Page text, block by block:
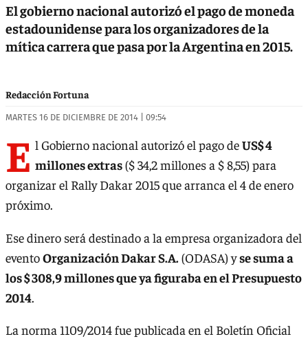
El gobierno nacional autorizó el pago de moneda
estadounidense para los organizadores de la
mítica carrera que pasa por la Argentina en 2015.
Redacción Fortuna
MARTES 16 DE DICIEMBRE DE 2014 | 09:54
E l Gobierno nacional autorizó el pago deUS$ 4
millones extras($ 34,2 millones a $ 8,55) para
organizar el Rally Dakar 2015 que arranca el 4 de enero
próximo.
Ese dinero será destinado a la empresa organizadora del
eventoOrganización Dakar S.A.(ODASA) yse suma a
los $ 308,9 millones que ya figuraba en el Presupuesto
2014.
La norma 1109/2014 fue publicada en el Boletín Oficial